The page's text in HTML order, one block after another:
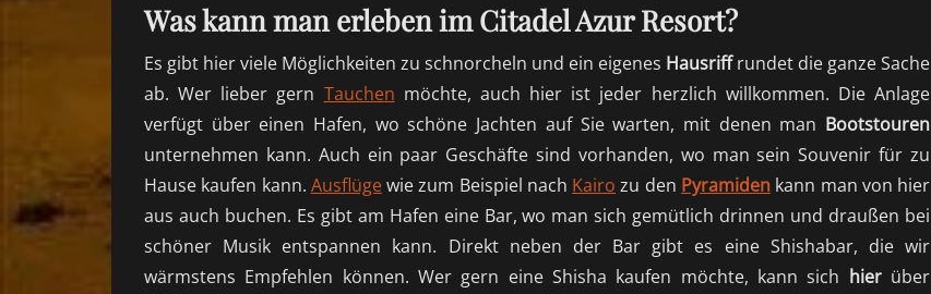
Was kann man erleben im Citadel Azur Resort?
Es gibt hier viele Möglichkeiten zu schnorcheln und ein eigenes Hausriffrundet die ganze Sache
ab. Wer lieber gern Tauchen möchte, auch hier ist jeder herzlich willkommen. Die Anlage
verfügt über einen Hafen, wo schöne Jachten auf Siewarten, mitdenen man Bootstouren
unternehmen kann. Auch ein paar Geschäfte sind vorhanden, wo man sein Souvenir für zu
Hause kaufen kann. Ausflügewie zum Beispiel nach Kairo zu den Pyramidenkann man von hier
aus auch buchen. Es gibt am Hafen eine Bar, wo man sich gemütlich drinnen und draußen bei
schöner Musik entspannen kann. Direkt neben der Bar gibt es eine Shishabar, die wir
wärmstens Empfehlen können. Wer gern eine Shisha kaufen möchte, kann sich hierüber